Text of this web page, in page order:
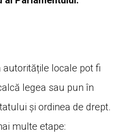
autoritățile locale pot fi
legea sau pun în
și ordinea de drept.
multe etape: